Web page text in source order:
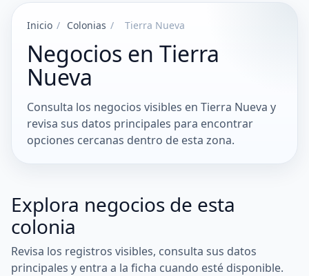
Inicio / Colonias / Tierra Nueva
Negocios en Tierra
Nueva
Consulta los negocios visibles en Tierra Nueva y
revisa sus datos principales para encontrar
opciones cercanas dentro de esta zona.
Explora negocios de esta
colonia
Revisa los registros visibles, consulta sus datos
principales y entra a la ficha cuando esté disponible.